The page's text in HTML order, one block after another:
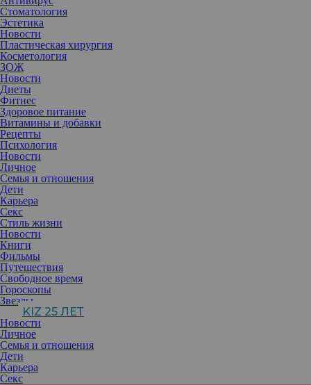
Стоматология
Эстетика
Новости
Пластическая хирургия
Косметология
ЗОЖ
Новости
Диеты
Фитнес
Здоровое питание
Витамины и добавки
Рецепты
Психология
Новости
Личное
Семья и отношения
Дети
Карьера
Секс
Стиль жизни
Новости
Книги
Фильмы
Путешествия
Свободное время
Гороскопы
Звезды
KIZ 25 ЛЕТ
Новости
Личное
Семья и отношения
Дети
Карьера
Секс
Он слишком красив
Красивая внешность не является залогом счастливой семейной
жизни, а вот поводом для ревности – вполне. Поэтому, прежде,
чем отправляться со своим Аполлоном в ЗАГС, подумайте, есть
ли еще что-то, что привлекает вас в этом мужчине, кроме
внешних данных? И потом уже принимайте решение.